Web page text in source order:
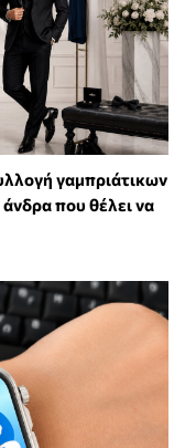
γαμπριάτικων
που θέλει να